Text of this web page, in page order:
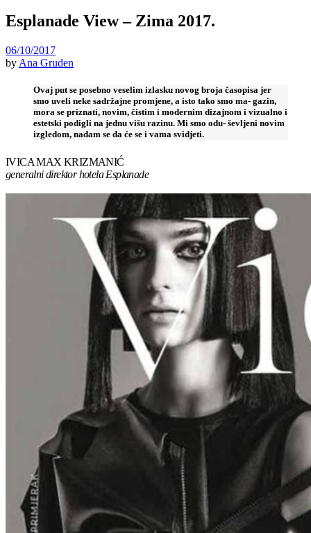
Esplanade View – Zima 2017.
06/10/2017
by Ana Gruden
Ovaj put se posebno veselim izlasku novog broja časopisa jer
smo uveli neke sadržajne promjene, a isto tako smo ma- gazin,
mora se priznati, novim, čistim i modernim dizajnom i vizualno i
estetski podigli na jednu višu razinu. Mi smo odu- ševljeni novim
izgledom, nadam se da će se i vama svidjeti.
IVICA MAX KRIZMANIĆ
generalni direktor hotela Esplanade